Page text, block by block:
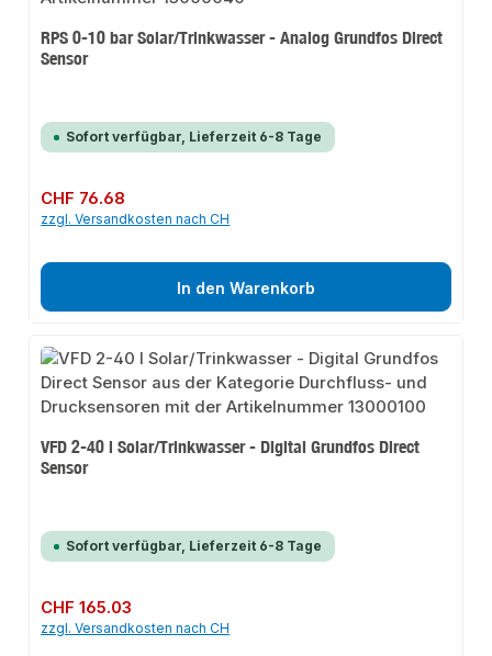
RPS 0-10 bar Solar/Trinkwasser - Analog Grundfos Direct
Sensor
Sofort verfügbar, Lieferzeit 6-8 Tage
Regulärer Preis:
CHF 76.68
zzgl. Versandkosten nach CH
In den Warenkorb
VFD 2-40 l Solar/Trinkwasser - Digital Grundfos Direct
Sensor
Sofort verfügbar, Lieferzeit 6-8 Tage
Regulärer Preis:
CHF 165.03
zzgl. Versandkosten nach CH